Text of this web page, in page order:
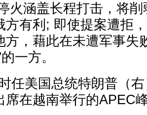
火涵盖长程打击，将
方有利; 即使提案遭拒
方，藉此在未遭军事失
一方。